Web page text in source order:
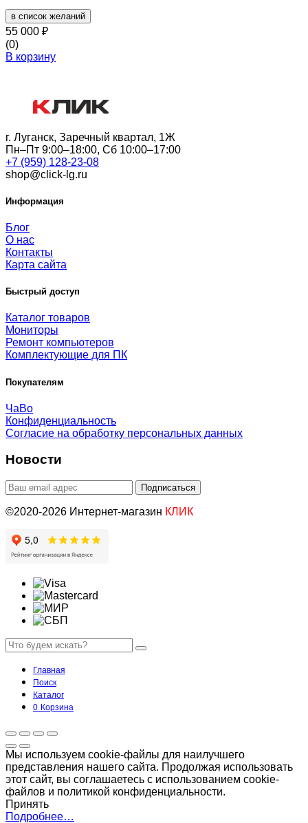
в список желаний
55 000 ₽
(0)
В корзину
г. Луганск, Заречный квартал, 1Ж
Пн–Пт 9:00–18:00, Сб 10:00–17:00
+7 (959) 128-23-08
shop@click-lg.ru
Информация
Блог
О нас
Контакты
Карта сайта
Быстрый доступ
Каталог товаров
Мониторы
Ремонт компьютеров
Комплектующие для ПК
Покупателям
ЧаВо
Конфиденциальность
Согласие на обработку персональных данных
Новости
©2020-2026 Интернет-магазин КЛИК
Главная
Поиск
Каталог
0 Корзина
Мы используем cookie-файлы для наилучшего
представления нашего сайта. Продолжая использовать
этот сайт, вы соглашаетесь с использованием cookie-
файлов и политикой конфиденциальности.
Принять
Подробнее…